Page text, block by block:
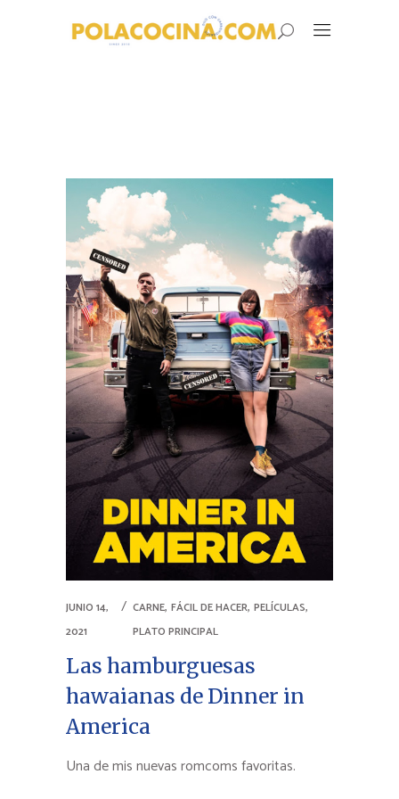
JUNIO 14,
2021
CARNE,FÁCIL DE HACER,PELÍCULAS,
PLATO PRINCIPAL
Las hamburguesas
hawaianas de Dinner in
America
Una de mis nuevas romcoms favoritas.